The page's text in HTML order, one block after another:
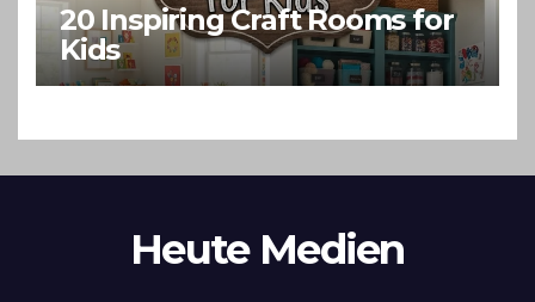
20 Inspiring Craft Rooms for
Kids
Heute Medien